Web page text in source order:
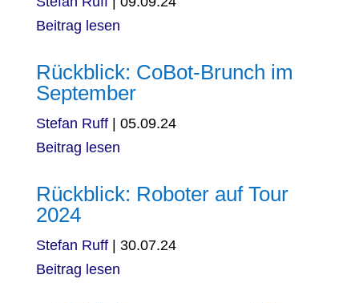
Beitrag lesen
Rückblick: CoBot-Brunch im
September
Stefan Ruff
05.09.24
Beitrag lesen
Rückblick: Roboter auf Tour
2024
Stefan Ruff
30.07.24
Beitrag lesen